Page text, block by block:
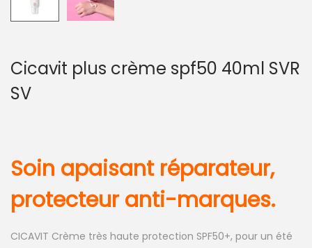
Cicavit plus crème spf50 40ml SVR
SV
Soin apaisant réparateur,
protecteur anti-marques.
CICAVIT Crème très haute protection SPF50+, pour un été